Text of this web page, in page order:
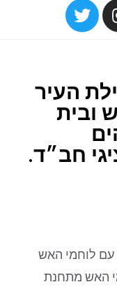
העיר
ובית
חב״ד.
עם לוחמי האש
האש מתחנת